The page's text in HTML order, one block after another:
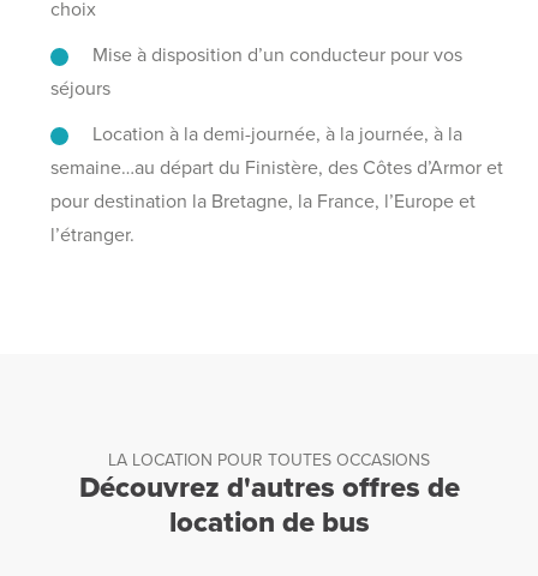
choix
Mise à disposition d’un conducteur pour vos
séjours
Location à la demi-journée, à la journée, à la
semaine…au départ du Finistère, des Côtes d’Armor et
pour destination la Bretagne, la France, l’Europe et
l’étranger.
LA LOCATION POUR TOUTES OCCASIONS
Découvrez d'autres offres de
location de bus